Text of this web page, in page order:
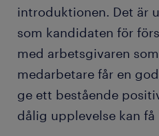
introduktionen. Det är
som kandidaten för
med arbetsgivaren
medarbetare får en
ge ett bestående
dålig upplevelse kan